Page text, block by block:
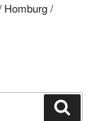
Homburg /